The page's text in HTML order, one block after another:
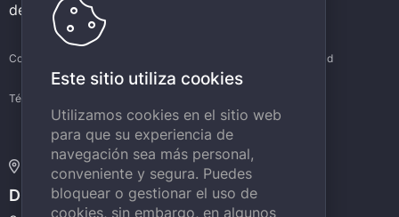
desarrolladores.
Condiciones de uso del sitio web Política de privacidad
Términos de soporte
DOCPART
Este sitio utiliza cookies
Utilizamos cookies en el sitio web
para que su experiencia de
navegación sea más personal,
conveniente y segura. Puedes
bloquear o gestionar el uso de
cookies, sin embargo, en algunos